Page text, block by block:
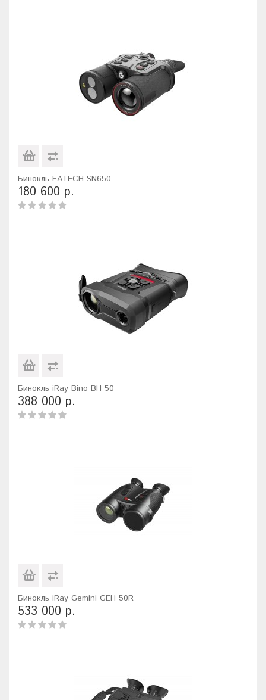
Бинокль EATECH SN650
180 600 р.
Бинокль iRay Bino BH 50
388 000 р.
Бинокль iRay Gemini GEH 50R
533 000 р.